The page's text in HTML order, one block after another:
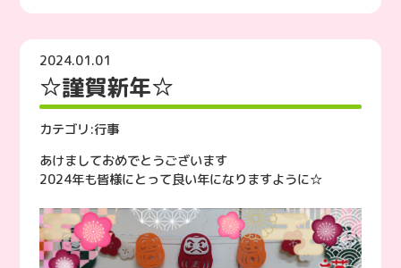
2024.01.01
☆謹賀新年☆
カテゴリ:行事
あけましておめでとうございます
2024年も皆様にとって良い年になりますように☆